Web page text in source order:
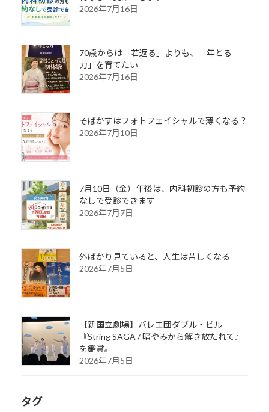
2026年7月16日
70歳からは「若返る」よりも、「年とる
力」を育てたい
2026年7月16日
そばかすはフォトフェイシャルで薄くなる？
2026年7月10日
7月10日（金）午後は、内科初診の方も予約
なしで受診できます
2026年7月7日
外ばかり見ていると、人生は苦しくなる
2026年7月5日
【新国立劇場】バレエ団ダブル・ビル
『String SAGA / 暗やみから解き放たれて』
を鑑賞。
2026年7月5日
タグ